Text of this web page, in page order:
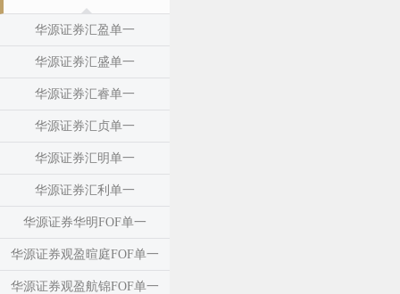
华源证券汇盈单一
华源证券汇盛单一
华源证券汇睿单一
华源证券汇贞单一
华源证券汇明单一
华源证券汇利单一
华源证券华明FOF单一
华源证券观盈暄庭FOF单一
华源证券观盈航锦FOF单一